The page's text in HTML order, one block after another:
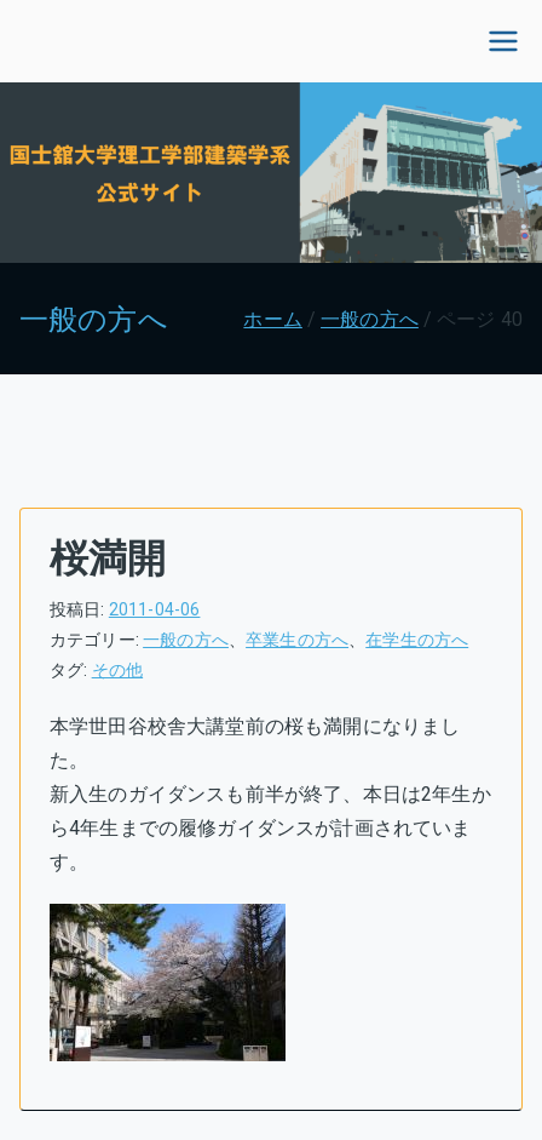
を
キ
国士舘大学理工学部建
築学系公式サイト
一般の方へ ホーム 一般の方へ ページ 40
桜満開
投稿日: 2011-04-06
カテゴリー:一般の方へ、卒業生の方へ、在学生の方へ
タグ: その他
本学世田谷校舎大講堂前の桜も満開になりまし
た。
新入生のガイダンスも前半が終了、本日は2年生か
ら4年生までの履修ガイダンスが計画されていま
す。